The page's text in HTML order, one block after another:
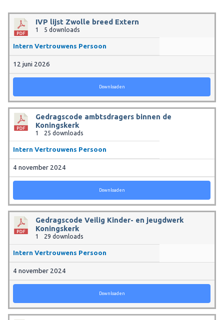
IVP lijst Zwolle breed Extern
1 5 downloads
Intern Vertrouwens Persoon
12 juni 2026
Downloaden
Gedragscode ambtsdragers binnen de
Koningskerk
1 25 downloads
Intern Vertrouwens Persoon
4 november 2024
Downloaden
Gedragscode Veilig Kinder- en jeugdwerk
Koningskerk
1 29 downloads
Intern Vertrouwens Persoon
4 november 2024
Downloaden